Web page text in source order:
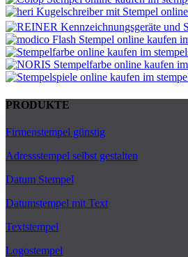
PRODUKTE
Firmenstempel günstig
Adressstempel selbst gestalten
Datum Stempel
Datumstempel mit Text
Textstempel
Logostempel